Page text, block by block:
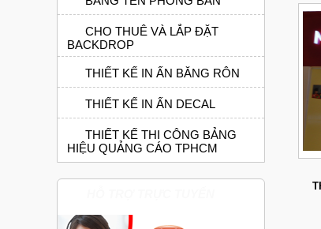
CHO THUÊ VÀ LẮP ĐẶT
BACKDROP
THIẾT KẾ IN ẤN BĂNG RÔN
THIẾT KẾ IN ẤN DECAL
THIẾT KẾ THI CÔNG BẢNG
HIỆU QUẢNG CÁO TPHCM